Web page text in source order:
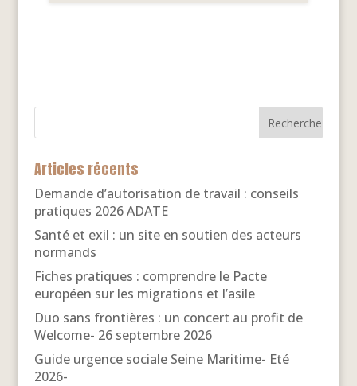
Articles récents
Demande d’autorisation de travail : conseils
pratiques 2026 ADATE
Santé et exil : un site en soutien des acteurs
normands
Fiches pratiques : comprendre le Pacte
européen sur les migrations et l’asile
Duo sans frontières : un concert au profit de
Welcome- 26 septembre 2026
Guide urgence sociale Seine Maritime- Eté
2026-